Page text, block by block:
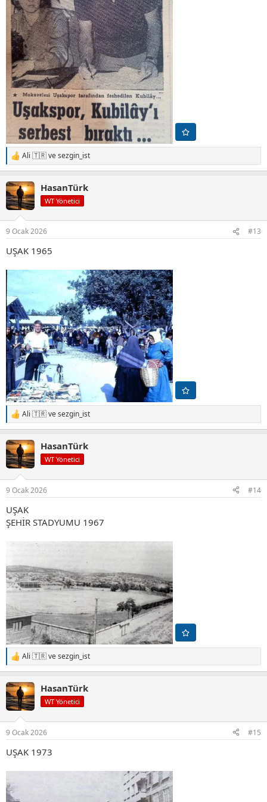
T
e
k
i
l
:
Ali 🇹🇷vesezgin_ist
HasanTürk
WT Yönetici
9 Ocak 2026 #13
UŞAK 1965
T
e
k
i
l
Ali 🇹🇷vesezgin_ist
HasanTürk
WT Yönetici
9 Ocak 2026 #14
UŞAK
ŞEHİR STADYUMU 1967
T
e
k
i
l
Ali 🇹🇷vesezgin_ist
HasanTürk
WT Yönetici
9 Ocak 2026 #15
UŞAK 1973